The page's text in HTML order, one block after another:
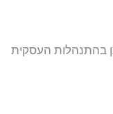
בהתנהלות העסקית